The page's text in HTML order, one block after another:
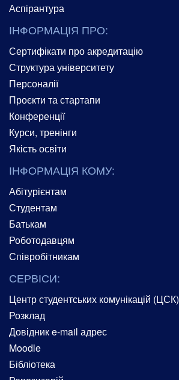
Аспірантура
ІНФОРМАЦІЯ ПРО:
Сертифікати про акредитацію
Структура університету
Персоналії
Проєкти та стартапи
Конференції
Курси, тренінги
Якість освіти
ІНФОРМАЦІЯ КОМУ:
Абітурієнтам
Студентам
Батькам
Роботодавцям
Співробітникам
СЕРВІСИ:
Центр студентських комунікацій (ЦСК)
Розклад
Довідник e-mail адрес
Moodle
Бібліотека